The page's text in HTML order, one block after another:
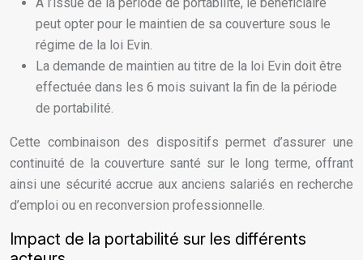
peut opter pour le maintien de sa couverture sous le
régime de la loi Evin.
La demande de maintien au titre de la loi Evin doit être
effectuée dans les 6 mois suivant la fin de la période
de portabilité.
Cette combinaison des dispositifs permet d’assurer une
continuité de la couverture santé sur le long terme, offrant
ainsi une sécurité accrue aux anciens salariés en recherche
d’emploi ou en reconversion professionnelle.
Impact de la portabilité sur les différents